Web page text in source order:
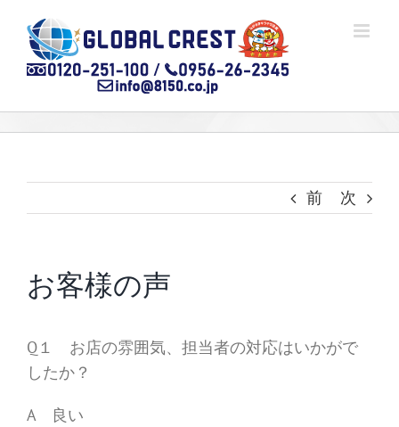
content
前 次
お客様の声
Q１ お店の雰囲気、担当者の対応はいかがで
したか？
A 良い